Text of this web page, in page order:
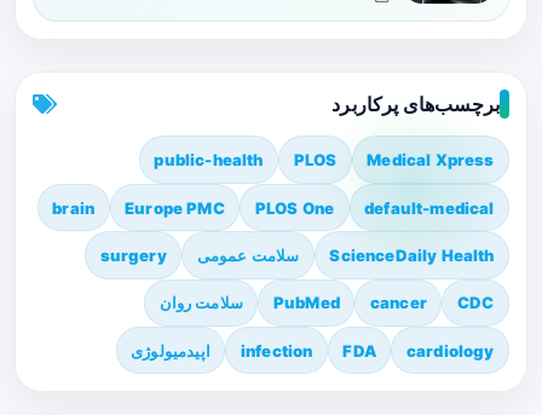
برچسب‌های پرکاربرد
Medical Xpress
PLOS
public-health
default-medical
PLOS One
Europe PMC
brain
ScienceDaily Health سلامت عمومی surgery
CDC
cancer
PubMed سلامت روان
cardiology
FDA
infection اپیدمیولوژی